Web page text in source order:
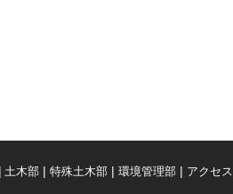
土木部 特殊土木部 環境管理部 アクセス